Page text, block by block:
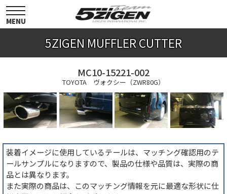
toggle
navigation
MENU
5ZIGEN MUFFLER CUTTER
MC10-15221-002
TOYOTA ヴォクシー（ZWR80G）
装着イメージに使用しているテールは、マッチング確認用のテ
ールサンプルになりますので、製品の仕様や品質は、実際の商
品とは異なります。
また実際の商品は、このマッチング情報を元に最適な形状に仕